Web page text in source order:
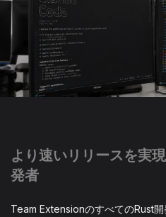
より速いリリースを実
発者
Team ExtensionのすべてのRust